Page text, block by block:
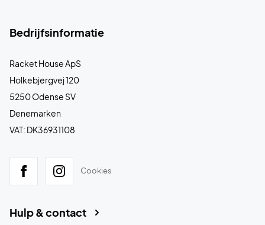
Bedrijfsinformatie
Racket House ApS
Holkebjergvej 120
5250 Odense SV
Denemarken
VAT: DK36931108
Cookies
Hulp & contact